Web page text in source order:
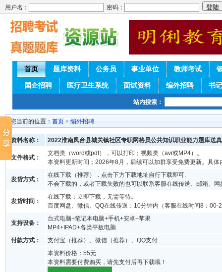
用户名： 密码：
首页 题库资料 公务员 事业单位 教师考试
国企招聘 医疗卫生系统 面试资料 编外招聘 书
站内搜索：
您当前的位置： 首页 > 编外招聘
资料名称： 2022淮南凤台县城关镇社区专职网格员公共知识职业能力题库送
文件格式：
文档类（word或pdf），可以打印；视频类（avi或MP4）。
本资料更新时间；2026年8月，后续可以加群享受免费更新。具体
发货方式：
在线下载（推荐），点击下方下载地址自行下载即可.
不会下载的，或者下载失败的也可以联系客服在线传送、邮箱、网
发货时间：
在线下载：立即下载，无需等待。
百度网盘、微信、QQ在线传送：10分钟内（客服在线时间8：00-
支持设备：
台式电脑+笔记本电脑+手机+安卓+苹果
MP4+IPAD+各类平板电脑
付款方式：
支付宝（推荐）、微信（推荐）、QQ支付
本资料价格：55元
本资料需要付费购买，请先支付后再下载哦！